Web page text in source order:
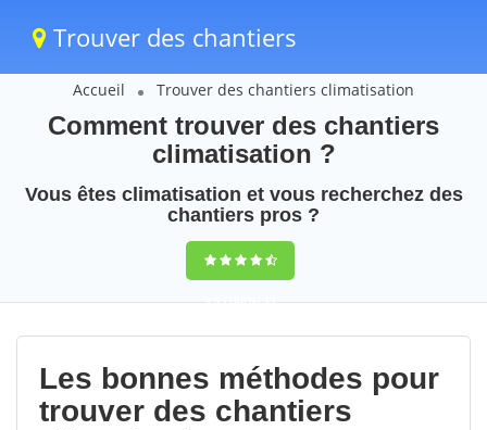
Trouver des chantiers
Accueil Trouver des chantiers climatisation
Comment trouver des chantiers
climatisation ?
Vous êtes climatisation et vous recherchez des
chantiers pros ?
9,5(100%)33
votes
Les bonnes méthodes pour
trouver des chantiers